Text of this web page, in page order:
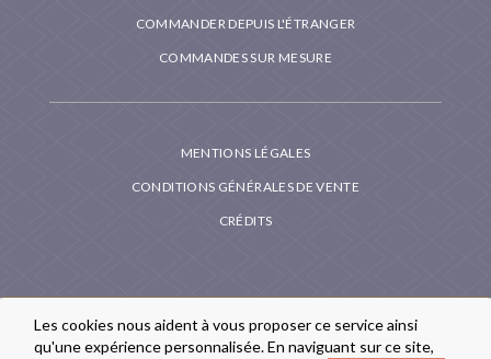
COMMANDER DEPUIS L'ÉTRANGER
COMMANDES SUR MESURE
MENTIONS LÉGALES
CONDITIONS GÉNÉRALES DE VENTE
CRÉDITS
Les cookies nous aident à vous proposer ce service ainsi
qu'une expérience personnalisée. En naviguant sur ce site,